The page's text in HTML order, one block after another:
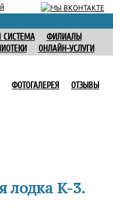
СИСТЕМА
ФИЛИАЛЫ
ОНЛАЙН-УСЛУГИ
ФОТОГАЛЕРЕЯ
ОТЗЫВЫ
лодка К-3.